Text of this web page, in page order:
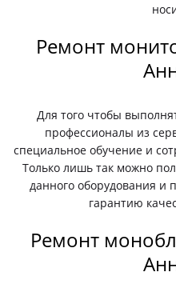
Ремонт
Для того чтобы
профессионалы из
специальное обучение и
Только лишь так можно
данного оборудования и
гарантию
Ремонт